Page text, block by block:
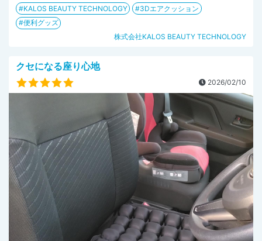
KALOS BEAUTY TECHNOLOGY
3Dエアクッション
便利グッズ
株式会社KALOS BEAUTY TECHNOLOGY
クセになる座り心地
2026/02/10